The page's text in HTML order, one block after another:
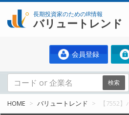
長期投資家のためのIR情報
バリュートレンド
会員登録
検索
HOME バリュートレンド 【7552